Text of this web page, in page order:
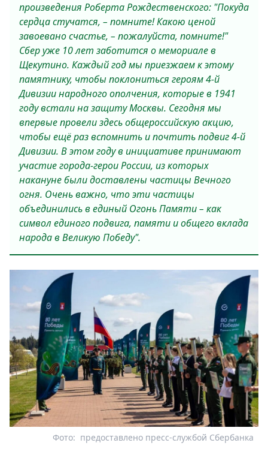
произведения Роберта Рождественского: "Покуда
сердца стучатся, – помните! Какою ценой
завоевано счастье, – пожалуйста, помните!"
Сбер уже 10 лет заботится о мемориале в
Щекутино. Каждый год мы приезжаем к этому
памятнику, чтобы поклониться героям 4-й
Дивизии народного ополчения, которые в 1941
году встали на защиту Москвы. Сегодня мы
впервые провели здесь общероссийскую акцию,
чтобы ещё раз вспомнить и почтить подвиг 4-й
Дивизии. В этом году в инициативе принимают
участие города-герои России, из которых
накануне были доставлены частицы Вечного
огня. Очень важно, что эти частицы
объединились в единый Огонь Памяти – как
символ единого подвига, памяти и общего вклада
народа в Великую Победу".
предоставлено пресс-службой Сбербанка
Фото: